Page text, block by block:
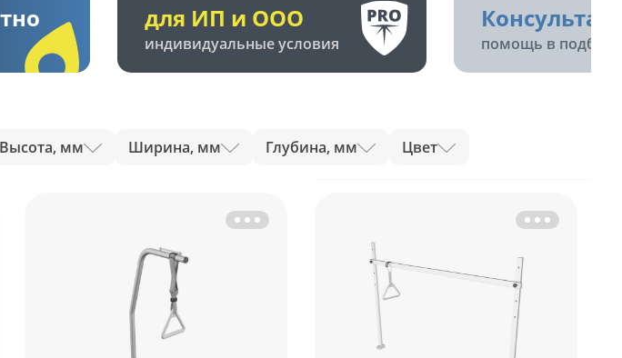
для ИП и ООО
индивидуальные условия помощь в подборе
Высота, мм Ширина, мм Глубина, мм Цвет